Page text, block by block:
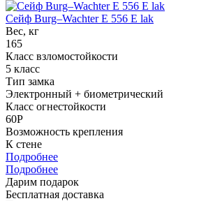
Сейф Burg–Wachter E 556 E lak
Вес, кг
165
Класс взломостойкости
5 класс
Тип замка
Электронный + биометрический
Класс огнестойкости
60P
Возможность крепления
К стене
Подробнее
Подробнее
Дарим подарок
Бесплатная доставка